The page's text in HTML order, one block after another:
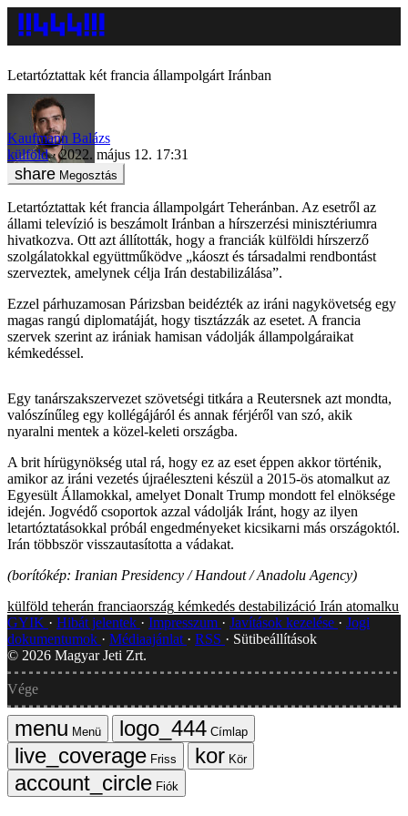
Letartóztattak két francia állampolgárt Iránban
Kaufmann Balázs
külföld
2022. május 12. 17:31
Megosztás
Letartóztattak két francia állampolgárt Teheránban. Az esetről az
állami televízió is beszámolt Iránban a hírszerzési minisztériumra
hivatkozva. Ott azt állították, hogy a franciák külföldi hírszerző
szolgálatokkal együttműködve „káoszt és társadalmi rendbontást
szerveztek, amelynek célja Irán destabilizálása”.
Ezzel párhuzamosan Párizsban beidézték az iráni nagykövetség egy
magas rangú diplomatáját, hogy tisztázzák az esetet. A francia
szervek szerint az irániak hamisan vádolják állampolgáraikat
kémkedéssel.
Egy tanárszakszervezet szövetségi titkára a Reutersnek azt mondta,
valószínűleg egy kollégájáról és annak férjéről van szó, akik
nyaralni mentek a közel-keleti országba.
A brit hírügynökség utal rá, hogy ez az eset éppen akkor történik,
amikor az iráni vezetés újraéleszteni készül a 2015-ös atomalkut az
Egyesült Államokkal, amelyet Donalt Trump mondott fel elnöksége
idején. Jogvédő csoportok azzal vádolják Iránt, hogy az ilyen
letartóztatásokkal próbál engedményeket kicsikarni más országoktól.
Irán többször visszautasította a vádakat.
(borítókép: Iranian Presidency / Handout / Anadolu Agency)
külföld teherán franciaország kémkedés destabilizáció Irán atomalku
GYIK
Hibát jelentek Impresszum Javítások kezelése
Jogi
dokumentumok
Médiaajánlat RSS
Sütibeállítások
© 2026 Magyar Jeti Zrt.
Vége
Menü
Címlap
Friss
Kör
Fiók